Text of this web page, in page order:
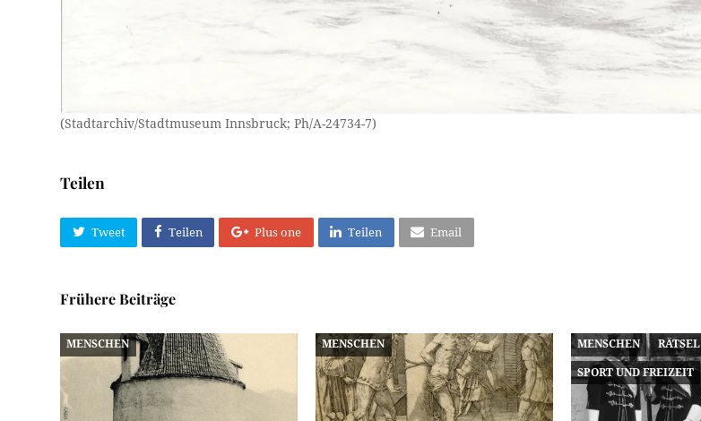
(Stadtarchiv/Stadtmuseum Innsbruck; Ph/A-24734-7)
Teilen
Tweet Teilen Plus one Teilen Email
Frühere Beiträge
MENSCHEN MENSCHEN MENSCHEN RÄTSEL
SPORT UND FREIZEIT